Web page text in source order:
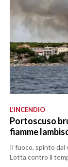
L’INCENDIO
Portoscuso
fiamme
Il fuoco, spinto dal
Lotta contro il